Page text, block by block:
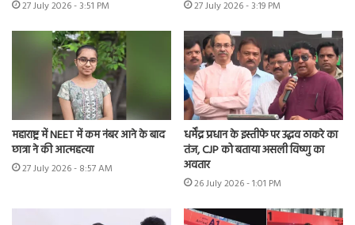
27 July 2026 - 3:51 PM 27 July 2026 - 3:19 PM
महाराष्ट्र में NEET में कम नंबर आने के बाद
छात्रा ने की आत्महत्या
27 July 2026 - 8:57 AM
धर्मेंद्र प्रधान के इस्तीफे पर उद्धव ठाकरे का
तंज, CJP को बताया असली विष्णु का
अवतार
26 July 2026 - 1:01 PM